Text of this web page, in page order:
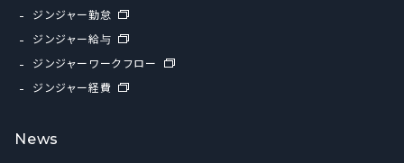
ジンジャー勤怠
ジンジャー給与
ジンジャーワークフロー
ジンジャー経費
News